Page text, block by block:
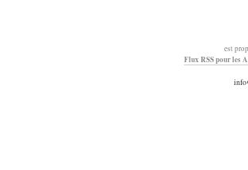
est
Flux RSS pour les